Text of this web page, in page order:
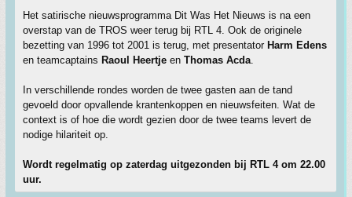
Het satirische nieuwsprogramma Dit Was Het Nieuws is na een
overstap van de TROS weer terug bij RTL 4. Ook de originele
bezetting van 1996 tot 2001 is terug, met presentator Harm Edens
en teamcaptains Raoul Heertje en Thomas Acda.
In verschillende rondes worden de twee gasten aan de tand
gevoeld door opvallende krantenkoppen en nieuwsfeiten. Wat de
context is of hoe die wordt gezien door de twee teams levert de
nodige hilariteit op.
Wordt regelmatig op zaterdag uitgezonden bij RTL 4 om 22.00
uur.